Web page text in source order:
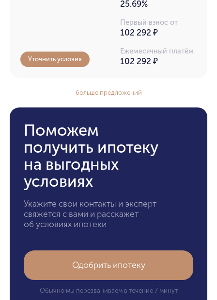
25.69%
Первый взнос от
102 292 ₽
Ежемесячный платёж
102 292 ₽
Уточнить условия
больше предложений
Поможем
получить ипотеку
на выгодных
условиях
Укажите свои контакты и эксперт
свяжется с вами и расскажет
об условиях ипотеки
Одобрить ипотеку
Обычно мы перезваниваем в течение 7 минут